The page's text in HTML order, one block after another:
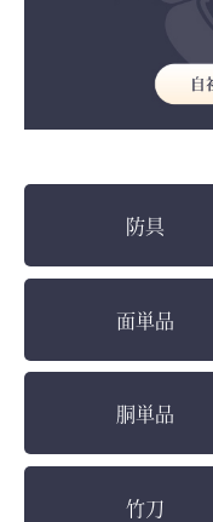
防具
面単品
胴単品
竹刀